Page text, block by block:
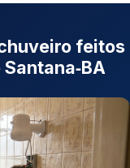
feitos